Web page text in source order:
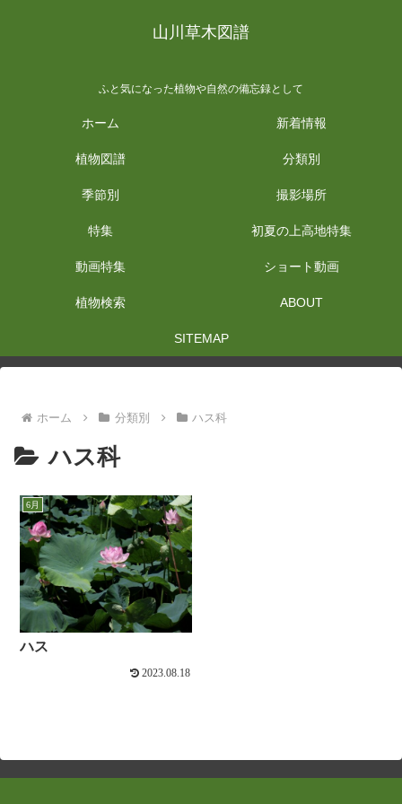
山川草木図譜
ふと気になった植物や自然の備忘録として
ホーム 新着情報
植物図譜 分類別
季節別 撮影場所
特集 初夏の上高地特集
動画特集 ショート動画
植物検索 ABOUT
SITEMAP
ホーム 分類別 ハス科
ハス科
6月
ハス
2023.08.18